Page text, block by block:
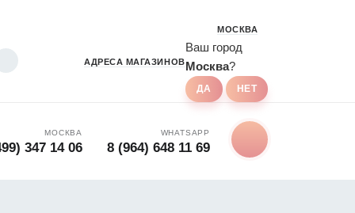
АДРЕСА МАГАЗИНОВ
МОСКВА
Ваш город
Москва?
МОСКВА
347 14 06
WHATSAPP
8 (964) 648 11 69